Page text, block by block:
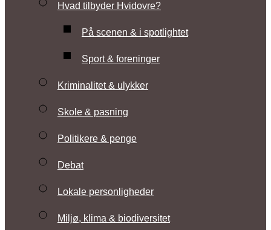
Hvad tilbyder Hvidovre?
På scenen & i spotlightet
Sport & foreninger
Kriminalitet & ulykker
Skole & pasning
Politikere & penge
Debat
Lokale personligheder
Miljø, klima & biodiversitet